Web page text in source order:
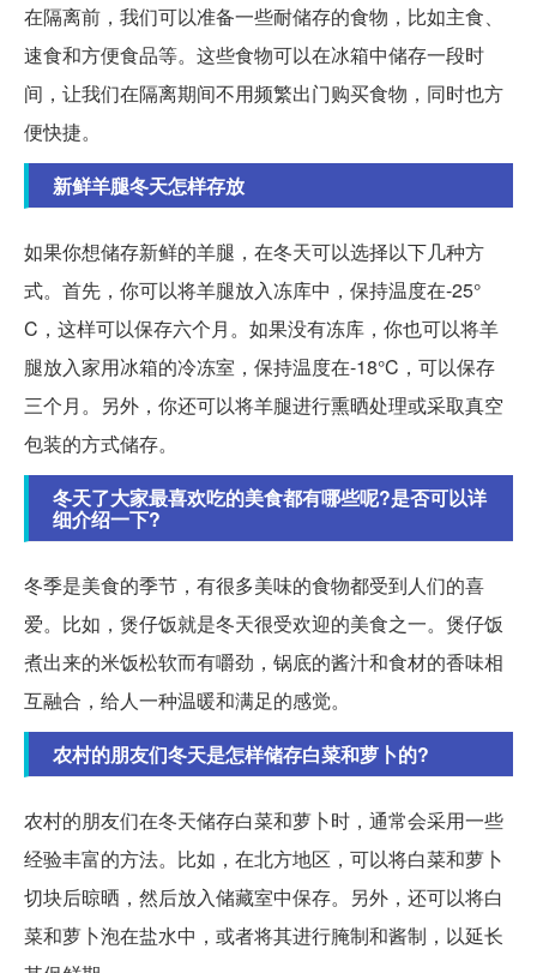
在隔离前，我们可以准备一些耐储存的食物，比如主食、
速食和方便食品等。这些食物可以在冰箱中储存一段时
间，让我们在隔离期间不用频繁出门购买食物，同时也方
便快捷。
新鲜羊腿冬天怎样存放
如果你想储存新鲜的羊腿，在冬天可以选择以下几种方
式。首先，你可以将羊腿放入冻库中，保持温度在-25°
C，这样可以保存六个月。如果没有冻库，你也可以将羊
腿放入家用冰箱的冷冻室，保持温度在-18°C，可以保存
三个月。另外，你还可以将羊腿进行熏晒处理或采取真空
包装的方式储存。
冬天了大家最喜欢吃的美食都有哪些呢?是否可以详
细介绍一下?
冬季是美食的季节，有很多美味的食物都受到人们的喜
爱。比如，煲仔饭就是冬天很受欢迎的美食之一。煲仔饭
煮出来的米饭松软而有嚼劲，锅底的酱汁和食材的香味相
互融合，给人一种温暖和满足的感觉。
农村的朋友们冬天是怎样储存白菜和萝卜的?
农村的朋友们在冬天储存白菜和萝卜时，通常会采用一些
经验丰富的方法。比如，在北方地区，可以将白菜和萝卜
切块后晾晒，然后放入储藏室中保存。另外，还可以将白
菜和萝卜泡在盐水中，或者将其进行腌制和酱制，以延长